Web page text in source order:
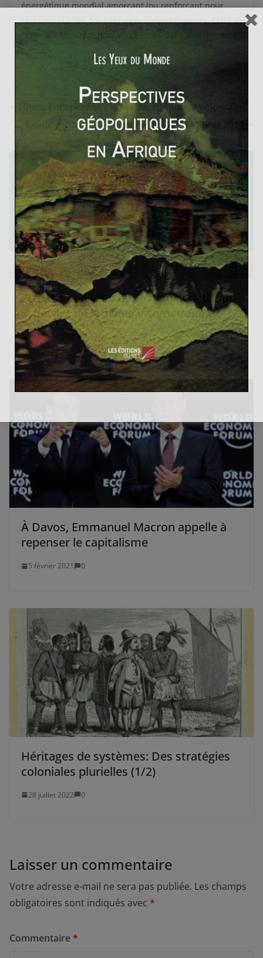
énergétique mondial amorçant (ou renforçant pour
certains) la crise dans les pays consommateurs. Crise et
conséquences que nous étudierons dans une dernière
partie.
Union Européenne : la Serbie, candidate volontaire.
Revue de presse – Semaine du 7 au 14 juillet 2014
Prise de conscience : la biodiversité sur
le devant de la scène internationale (1/2)
24 février 2023 0
À Davos, Emmanuel Macron appelle à
repenser le capitalisme
5 février 2021 0
Héritages de systèmes: Des stratégies
coloniales plurielles (1/2)
28 juillet 2022 0
Laisser un commentaire
Votre adresse e-mail ne sera pas publiée. Les champs
obligatoires sont indiqués avec *
Commentaire*